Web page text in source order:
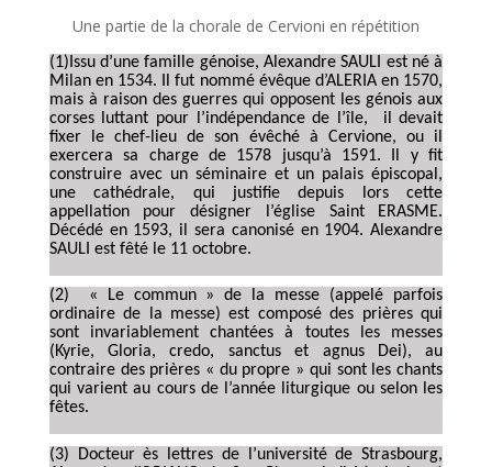
Une partie de la chorale de Cervioni en répétition
(1)Issu d’une famille génoise, Alexandre SAULI est né à
Milan en 1534. Il fut nommé évêque d’ALERIA en 1570,
mais à raison des guerres qui opposent les génois aux
corses luttant pour l’indépendance de l’île, il devait
fixer le chef-lieu de son évêché à Cervione, ou il
exercera sa charge de 1578 jusqu’à 1591. Il y fit
construire avec un séminaire et un palais épiscopal,
une cathédrale, qui justifie depuis lors cette
appellation pour désigner l’église Saint ERASME.
Décédé en 1593, il sera canonisé en 1904. Alexandre
SAULI est fêté le 11 octobre.
(2) « Le commun » de la messe (appelé parfois
ordinaire de la messe) est composé des prières qui
sont invariablement chantées à toutes les messes
(Kyrie, Gloria, credo, sanctus et agnus Dei), au
contraire des prières « du propre » qui sont les chants
qui varient au cours de l’année liturgique ou selon les
fêtes.
(3) Docteur ès lettres de l’université de Strasbourg,